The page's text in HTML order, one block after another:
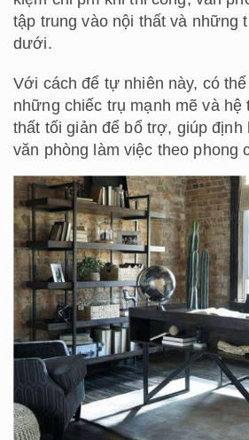
tập trung vào nội thất và những
dưới.
Với cách để tự nhiên này, có
những chiếc trụ mạnh mẽ và hệ
thất tối giản để bổ trợ, giúp định
văn phòng làm việc theo phong